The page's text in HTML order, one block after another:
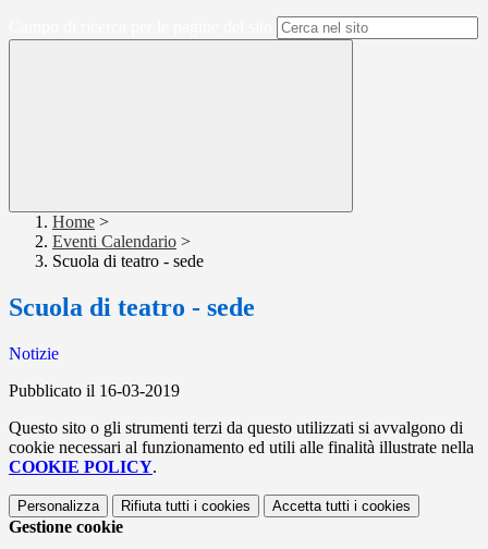
Home >
Eventi Calendario >
Scuola di teatro - sede
Scuola di teatro - sede
Notizie
Pubblicato il 16-03-2019
Questo sito o gli strumenti terzi da questo utilizzati si avvalgono di
cookie necessari al funzionamento ed utili alle finalità illustrate nella
COOKIE POLICY.
Personalizza Rifiuta tutti i cookies Accetta tutti i cookies
Gestione cookie